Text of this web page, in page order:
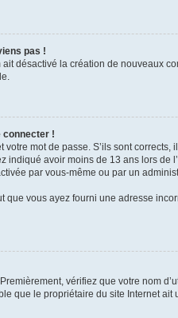
pas !
désactivé la création de nouveaux
connecter !
votre mot de passe. S’ils sont corrects,
indiqué avoir moins de 13 ans lors
par vous-même ou par un
que vous ayez fourni une adresse
vérifiez que votre nom
que le propriétaire du site Internet